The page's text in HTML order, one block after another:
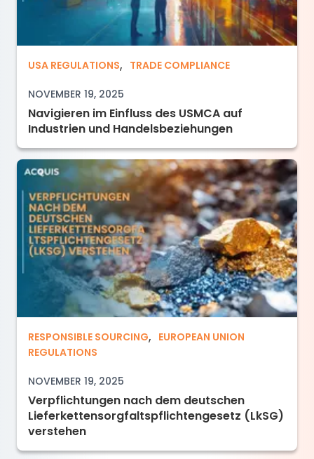
Navigieren im Einfluss des USMCA auf
USA REGULATIONS, TRADE COMPLIANCE
NOVEMBER 19, 2025
Navigieren im Einfluss des USMCA auf
Industrien und Handelsbeziehungen
Verpflichtungen nach dem deutschen
RESPONSIBLE SOURCING, EUROPEAN UNION
REGULATIONS
NOVEMBER 19, 2025
Verpflichtungen nach dem deutschen
Lieferkettensorgfaltspflichtengesetz (LkSG)
verstehen